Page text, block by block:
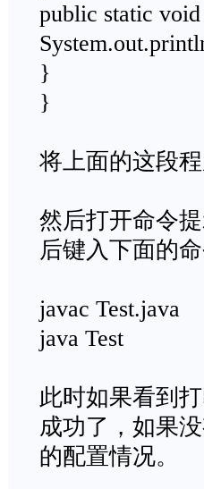
public static
}
}
将上面的这段
然后打开命令
后键入下面的
javac Test.java
java Test
此时如果看到
成功了，如果
的配置情况。